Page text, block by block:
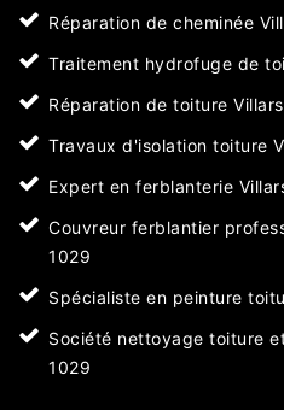
Réparation de cheminée
Traitement hydrofuge de
Réparation de toiture
Travaux d'isolation toiture
Expert en ferblanterie
Couvreur ferblantier
1029
Spécialiste en peinture
Société nettoyage toiture
1029